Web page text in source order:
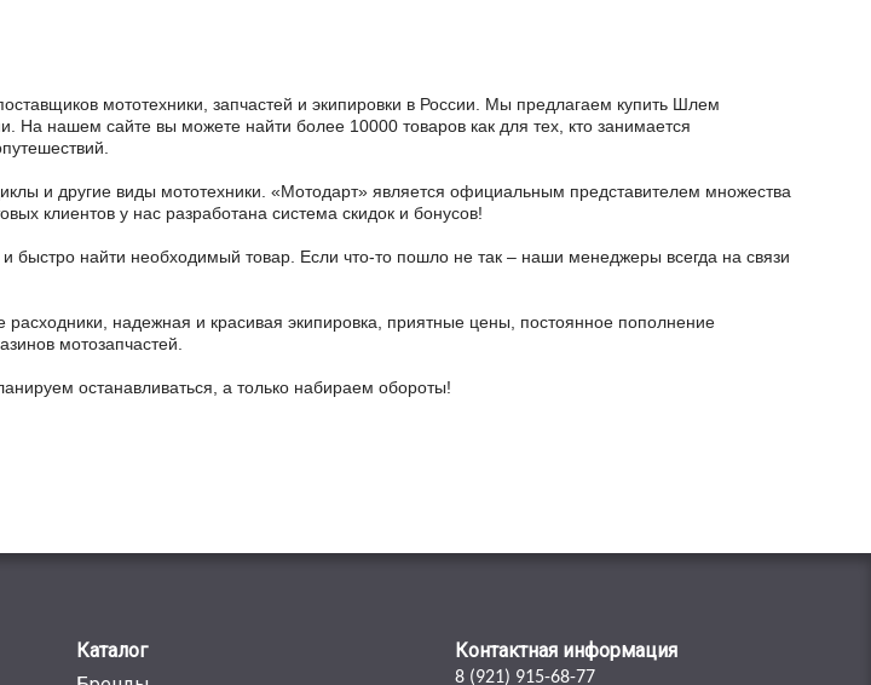
мототехники, запчастей и экипировки в России. Мы предлагаем купить Шлем
На нашем сайте вы можете найти более 10000 товаров как для тех, кто занимается
и другие виды мототехники. «Мотодарт» является официальным представителем множества
клиентов у нас разработана система скидок и бонусов!
быстро найти необходимый товар. Если что-то пошло не так – наши менеджеры всегда на связи
надежная и красивая экипировка, приятные цены, постоянное пополнение
мотозапчастей.
останавливаться, а только набираем обороты!
Каталог
Контактная информация
8 (921) 915-68-77